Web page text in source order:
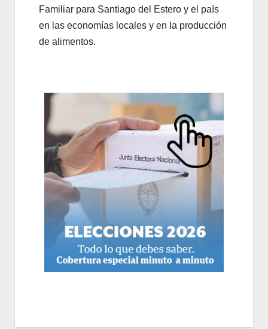
Familiar para Santiago del Estero y el país
en las economías locales y en la producción
de alimentos.